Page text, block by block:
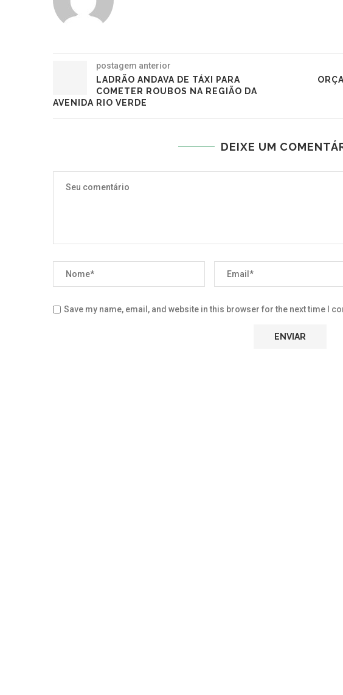
postagem anterior
LADRÃO ANDAVA DE TÁXI PARA
COMETER ROUBOS NA REGIÃO DA
AVENIDA RIO VERDE
DEIXE UM
Save my name, email, and website in this browser for the next time I